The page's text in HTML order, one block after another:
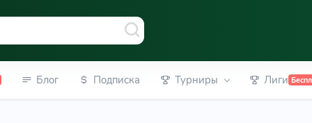
Блог Подписка Турниры Лиги